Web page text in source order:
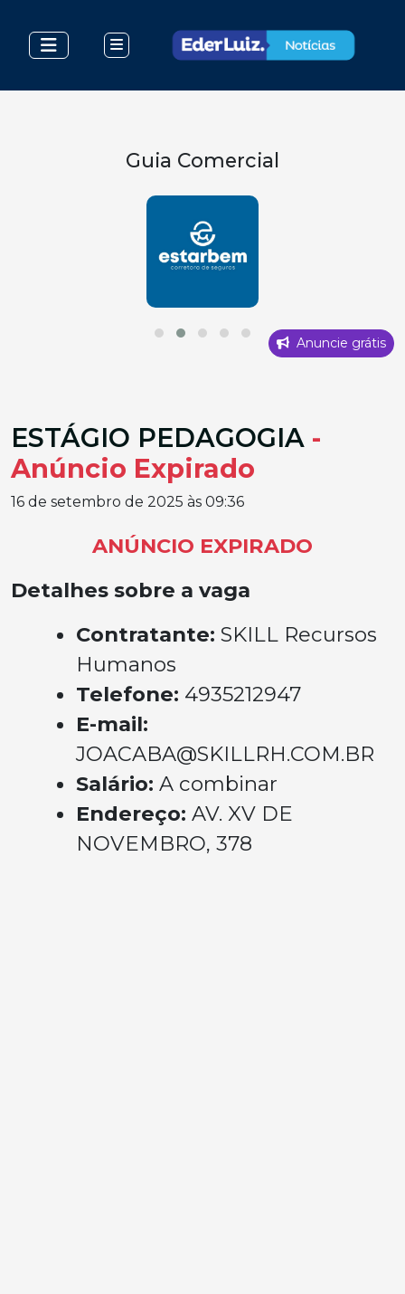
Guia Comercial
Anuncie grátis
ESTÁGIO PEDAGOGIA -
Anúncio Expirado
16 de setembro de 2025 às 09:36
ANÚNCIO EXPIRADO
Detalhes sobre a vaga
Contratante: SKILL Recursos
Humanos
Telefone: 4935212947
E-mail:
JOACABA@SKILLRH.COM.BR
Salário: A combinar
Endereço: AV. XV DE
NOVEMBRO, 378